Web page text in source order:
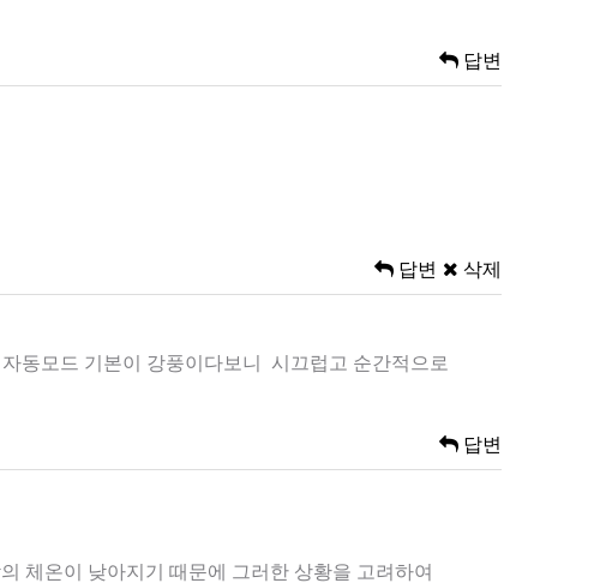
답변
답변
삭제
동모드 기본이 강풍이다보니 시끄럽고 순간적으로
답변
체온이 낮아지기 때문에 그러한 상황을 고려하여